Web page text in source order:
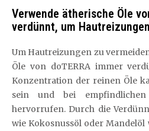
Verwende ätherische Öle
verdünnt, um
Um Hautreizungen zu
Öle von doTERRA immer
Konzentration der reinen Öle
sein und bei
hervorrufen. Durch die
wie Kokosnussöl oder